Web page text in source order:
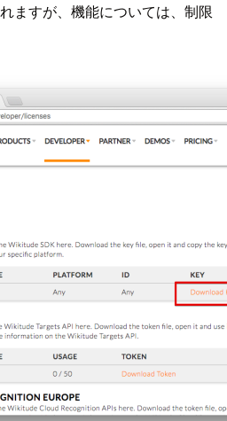
ますが、機能については、制限